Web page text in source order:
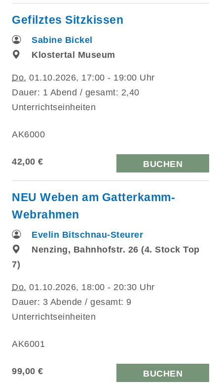
Gefilztes Sitzkissen
Sabine Bickel
Klostertal Museum
Do. 01.10.2026, 17:00 - 19:00 Uhr
Dauer: 1 Abend / gesamt: 2,40
Unterrichtseinheiten
AK6000
42,00 € BUCHEN
NEU Weben am Gatterkamm-
Webrahmen
Evelin Bitschnau-Steurer
Nenzing, Bahnhofstr. 26 (4. Stock Top
7)
Do. 01.10.2026, 18:00 - 20:30 Uhr
Dauer: 3 Abende / gesamt: 9
Unterrichtseinheiten
AK6001
99,00 € BUCHEN